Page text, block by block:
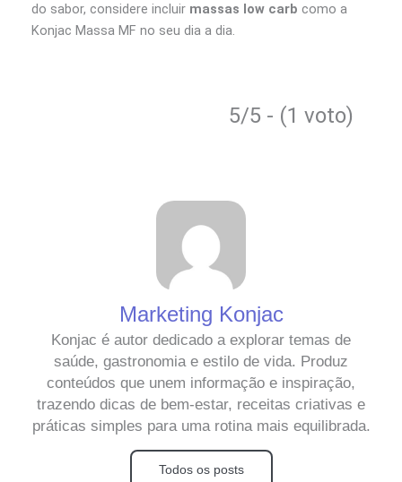
do sabor, considere incluir massas low carb como a
Konjac Massa MF no seu dia a dia.
5/5 - (1 voto)
Marketing Konjac
Konjac é autor dedicado a explorar temas de
saúde, gastronomia e estilo de vida. Produz
conteúdos que unem informação e inspiração,
trazendo dicas de bem-estar, receitas criativas e
práticas simples para uma rotina mais equilibrada.
Todos os posts